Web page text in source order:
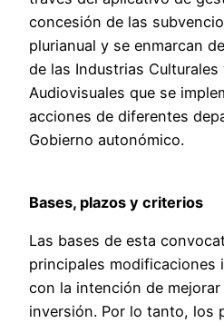
concesión de las
plurianual y se enmarcan
de las Industrias Culturales
Audiovisuales que se
acciones de diferentes
Gobierno autonómico.
Bases, plazos y criterios
Las bases de esta
principales modificaciones
con la intención de
inversión. Por lo tanto, los